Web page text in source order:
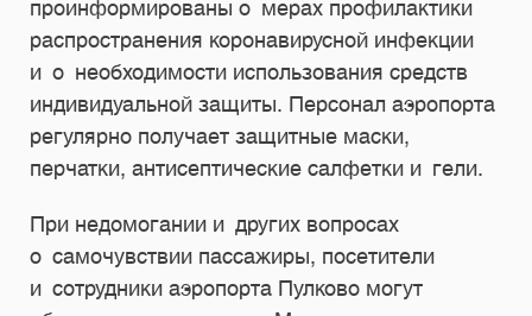
проинформированы о мерах профилактики
распространения коронавирусной инфекции
и о необходимости использования средств
индивидуальной защиты. Персонал аэропорта
регулярно получает защитные маски,
перчатки, антисептические салфетки и гели.
При недомогании и других вопросах
о самочувствии пассажиры, посетители
и сотрудники аэропорта Пулково могут